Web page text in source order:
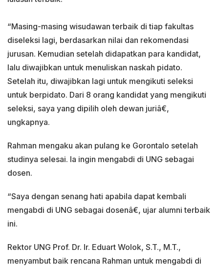
“Masing-masing wisudawan terbaik di tiap fakultas
diseleksi lagi, berdasarkan nilai dan rekomendasi
jurusan. Kemudian setelah didapatkan para kandidat,
lalu diwajibkan untuk menuliskan naskah pidato.
Setelah itu, diwajibkan lagi untuk mengikuti seleksi
untuk berpidato. Dari 8 orang kandidat yang mengikuti
seleksi, saya yang dipilih oleh dewan juriâ€,
ungkapnya.
Rahman mengaku akan pulang ke Gorontalo setelah
studinya selesai. Ia ingin mengabdi di UNG sebagai
dosen.
“Saya dengan senang hati apabila dapat kembali
mengabdi di UNG sebagai dosenâ€, ujar alumni terbaik
ini.
Rektor UNG Prof. Dr. Ir. Eduart Wolok, S.T., M.T.,
menyambut baik rencana Rahman untuk mengabdi di